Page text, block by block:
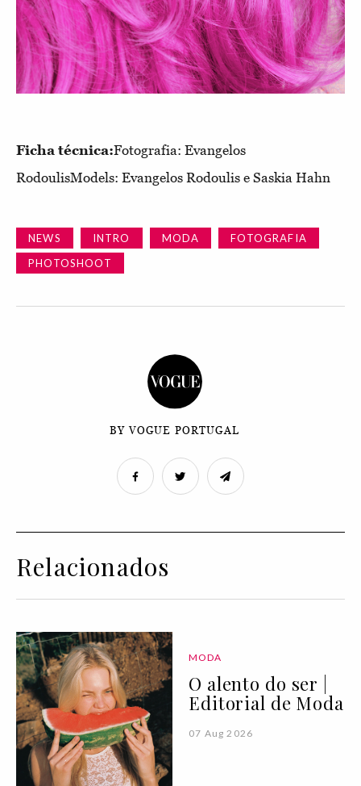
Ficha técnica:Fotografia: Evangelos
RodoulisModels: Evangelos Rodoulis e Saskia Hahn
NEWS INTRO MODA
FOTOGRAFIA
PHOTOSHOOT
BY VOGUE PORTUGAL
Relacionados
MODA
O alento do ser |
Editorial de Moda
07 Aug 2026